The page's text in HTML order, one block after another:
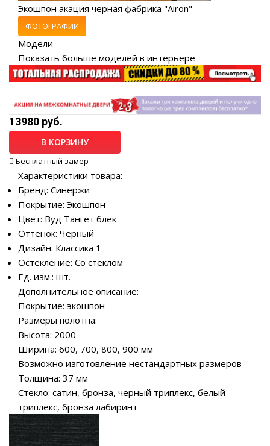
Экошпон акация черная фабрика "Airon"
ФОТОГРАФИИ
Модели
Показать больше моделей в интерьере
13980 руб.
В КОРЗИНУ
Бесплатный замер
Характеристики товара:
Бренд: Синержи
Покрытие: Экошпон
Цвет: Вуд Тангет блек
Оттенок: Черный
Дизайн: Классика 1
Остекление: Со стеклом
Ед. изм.: шт.
Дополнительное описание:
Покрытие: экошпон
Размеры полотна:
Высота: 2000
Ширина: 600, 700, 800, 900 мм
Возможно изготовление нестандартных размеров
Толщина: 37 мм
Стекло: сатин, бронза, черный триплекс, белый
триплекс, бронза лабиринт